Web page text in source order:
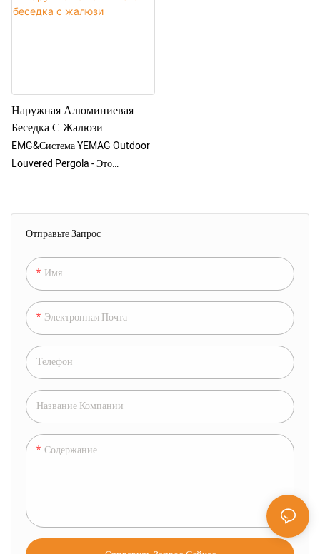
Отправьте Запрос
Имя
Электронная Почта
Телефон
Название Компании
Содержание
Наружная Алюминиевая
Беседка С Жалюзи
EMG&Система YEMAG Outdoor
Louvered Pergola - Это
Воздухе, Оснащенный Плоской
Затеняющей И
Системой, Позволяющий Людям
Наслаждаться Приятным
Открытым Пространством.